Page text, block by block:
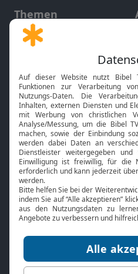
Themen
Gott und Bibel erklärt
Neuigkeiten
Bibel TV
Über uns
Jobs
Mediadaten